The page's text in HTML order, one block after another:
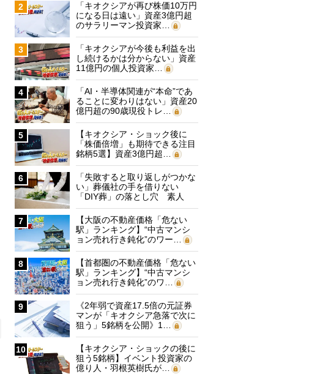
2
「キオクシアが再び株価10万円
になる日は遠い」資産3億円超
のサラリーマン投資家…
3
「キオクシアが今後も利益を出
し続けるかは分からない」資産
11億円の個人投資家…
4
「AI・半導体関連が“本命”であ
ることに変わりはない」資産20
億円超の90歳現役トレ…
5
【キオクシア・ショック後に
「株価倍増」も期待できる注目
銘柄5選】資産3億円超…
6
「失敗すると取り返しがつかな
い」葬儀社の手を借りない
「DIY葬」の落とし穴 素人
に…
7
【大阪の不動産価格「危ない
駅」ランキング】“中古マンシ
ョン売れ行き鈍化”のワー…
8
【首都圏の不動産価格「危ない
駅」ランキング】“中古マンシ
ョン売れ行き鈍化”のワ…
9
《2年弱で資産17.5倍の元証券
マンが「キオクシア急落で次に
狙う」5銘柄を公開》1…
10
【キオクシア・ショックの後に
狙う5銘柄】イベント投資家の
億り人・羽根英樹氏が…